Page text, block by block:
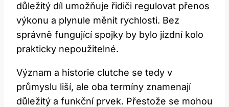
důležitý díl umožňuje řidiči regulovat přenos
výkonu a plynule měnit rychlosti. Bez
správně fungující spojky by bylo jízdní kolo
prakticky nepoužitelné.
Význam a historie clutche se tedy v
průmyslu liší, ale oba termíny znamenají
důležitý a funkční prvek. Přestože se mohou